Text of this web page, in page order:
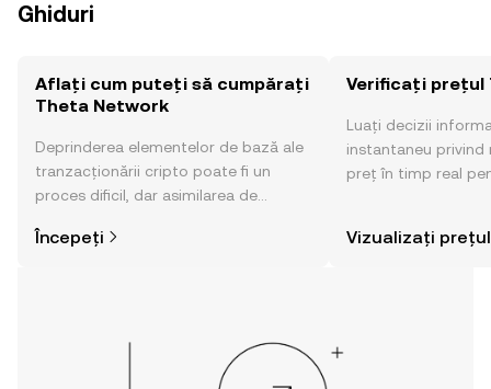
Ghiduri
Aflați cum puteți să cumpărați
Theta Network
Deprinderea elementelor de bază ale
tranzacționării cripto poate fi un
proces dificil, dar asimilarea de
cumpărare a activelor cripto este mai
Începeți
Verificați prețul
Luați decizii
instantaneu privind
preț în timp real
Vizualizați prețul